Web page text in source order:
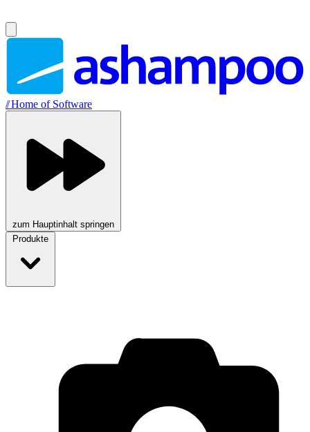
//Home of Software
zum Hauptinhalt springen
Produkte